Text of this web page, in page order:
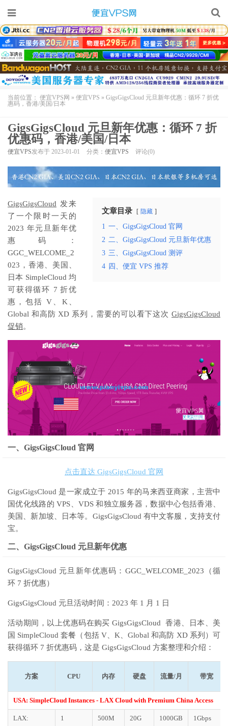
当前位置： 便宜VPS网 » 便宜VPS » GigsGigsCloud 元旦新年优惠：循环 7 折优
惠码，香港/美国/日本
GigsGigsCloud 元旦新年优惠：循环 7 折
优惠码，香港/美国/日本
便宜VPS发布于 2023-01-01 分类： 便宜VPS 评论(0)
文章目录 隐藏
1 一、GigsGigsCloud 官网
2 二、GigsGigsCloud 元旦新年优惠
3 三、GigsGigsCloud 测评
4 四、便宜 VPS 推荐
GigsGigsCloud 发来
了一个限时一天的
2023 年元旦新年优
惠码：
GGC_WELCOME_2
023，香港、美国、
日本 SimpleCloud 均
可获得循环 7 折优
惠，包括 V、K、
Global 和高防 XD 系列，需要的可以看下这次 GigsGigsCloud
促销。
一、GigsGigsCloud 官网
点击直达 GigsGigsCloud 官网
GigsGigsCloud 是一家成立于 2015 年的马来西亚商家，主营中
国优化线路的 VPS、VDS 和独立服务器，数据中心包括香港、
美国、新加坡、日本等。GigsGigsCloud 有中文客服，支持支付
宝。
二、GigsGigsCloud 元旦新年优惠
GigsGigsCloud 元旦新年优惠码：GGC_WELCOME_2023（循
环 7 折优惠）
GigsGigsCloud 元旦活动时间：2023 年 1 月 1 日
活动期间，以上优惠码在购买 GigsGigsCloud 香港、日本、美
国 SimpleCloud 套餐（包括 V、K、Global 和高防 XD 系列）可
获得循环 7 折优惠码，这是 GigsGigsCloud 方案整理和介绍：
方案 CPU 内存 硬盘 流量/月 带宽
USA: SimpleCloud Instances - LAX Cloud with Premium China Access
LAX:
1 500M
20G
1000GB 1Gbps